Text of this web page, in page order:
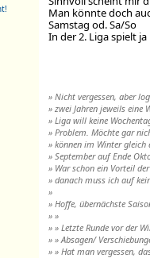
Man könnte doch
Samstag od. Sa/So
In der 2. Liga spielt
» Nicht vergessen, aber
» zwei Jahren jeweils eine
» Liga will keine
» Problem. Möchte gar
» können im Winter gleich
» September auf Ende
» War schon ein Vorteil
» danach muss ich auf
»
» Hoffe, übernächste
» »
» » Letzte Runde vor der
» » Absagen/
» » Hat man vergessen,